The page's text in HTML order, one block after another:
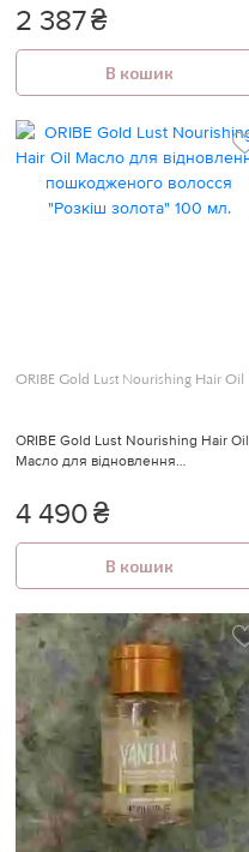
2 387₴
В кошик
ORIBE Gold Lust Nourishing Hair Oil
ORIBE Gold Lust Nourishing Hair Oil
Масло для відновлення
золота" 100 мл.
4 490₴
В кошик